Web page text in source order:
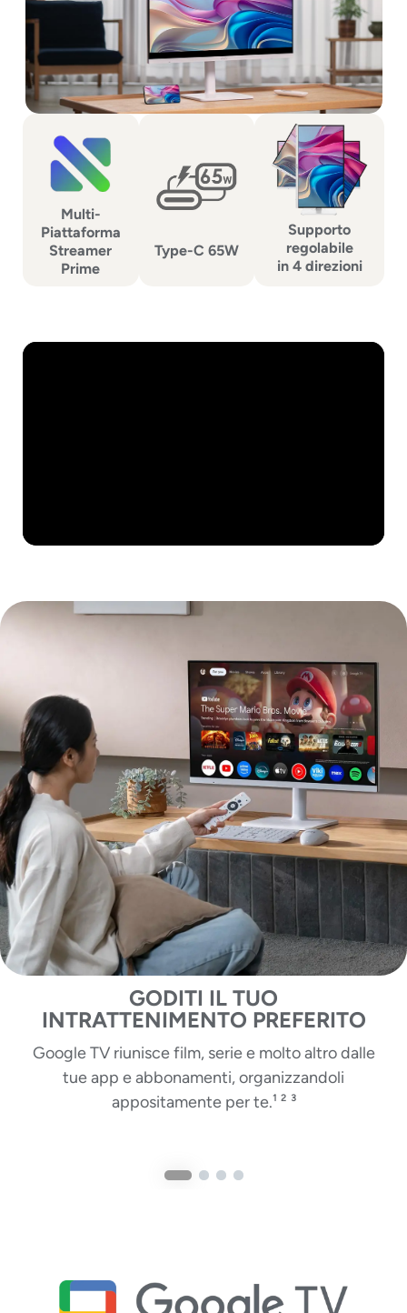
Multi-
Piattaforma
Streamer
Prime
Type-C 65W
Supporto
regolabile
in 4 direzioni
GODITI IL TUO
INTRATTENIMENTO PREFERITO
Google TV riunisce film, serie e molto altro dalle
tue app e abbonamenti, organizzandoli
appositamente per te.¹ ² ³